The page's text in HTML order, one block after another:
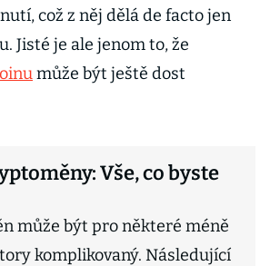
což z něj dělá de facto jen
Jisté je ale jenom to, že
může být ještě dost
Vše, co byste
může být pro některé méně
komplikovaný. Následující